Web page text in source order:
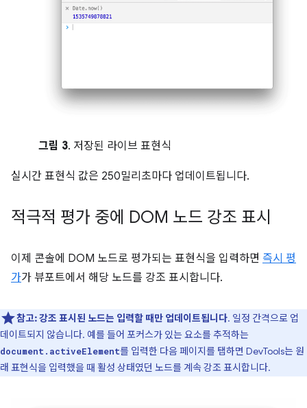
그림 3. 저장된 라이브 표현식
실시간 표현식 값은 250밀리초마다 업데이트됩니다.
적극적 평가 중에 DOM 노드 강조 표시
이제 콘솔에 DOM 노드로 평가되는 표현식을 입력하면 즉시 평
가가 뷰포트에서 해당 노드를 강조 표시합니다.
참고:강조 표시된 노드는 입력할 때만 업데이트됩니다. 일정 간격으로 업
데이트되지 않습니다. 예를 들어 포커스가 있는 요소를 추적하는
document.activeElement를 입력한 다음 페이지를 탭하면 DevTools는 원
래 표현식을 입력했을 때 활성 상태였던 노드를 계속 강조 표시합니다.